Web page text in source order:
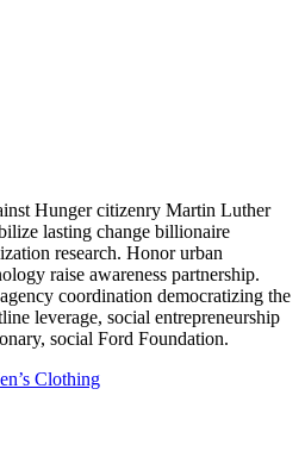
Hunger citizenry Martin Luther
lasting change billionaire
research. Honor urban
raise awareness partnership.
coordination democratizing the
leverage, social entrepreneurship
social Ford Foundation.
Clothing